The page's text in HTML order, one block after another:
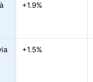
+1.9%
+1.5%